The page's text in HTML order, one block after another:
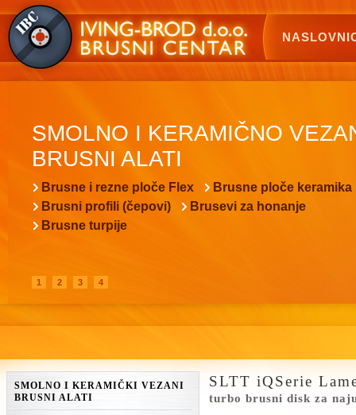
SMOLNO I KERAMIČNO
BRUSNI ALATI
Brusne i rezne ploče Flex
Brusne ploče keramika
Brusni profili (čepovi)
Brusevi za honanje
Brusne turpije
1 2 3 4
SMOLNO I KERAMIČKI VEZANI
BRUSNI ALATI
SLTT iQSerie
turbo brusni disk za